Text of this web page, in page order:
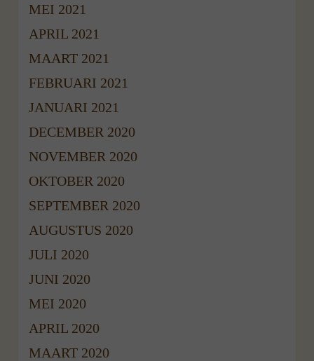
MEI 2021
APRIL 2021
MAART 2021
FEBRUARI 2021
JANUARI 2021
DECEMBER 2020
NOVEMBER 2020
OKTOBER 2020
SEPTEMBER 2020
AUGUSTUS 2020
JULI 2020
JUNI 2020
MEI 2020
APRIL 2020
MAART 2020